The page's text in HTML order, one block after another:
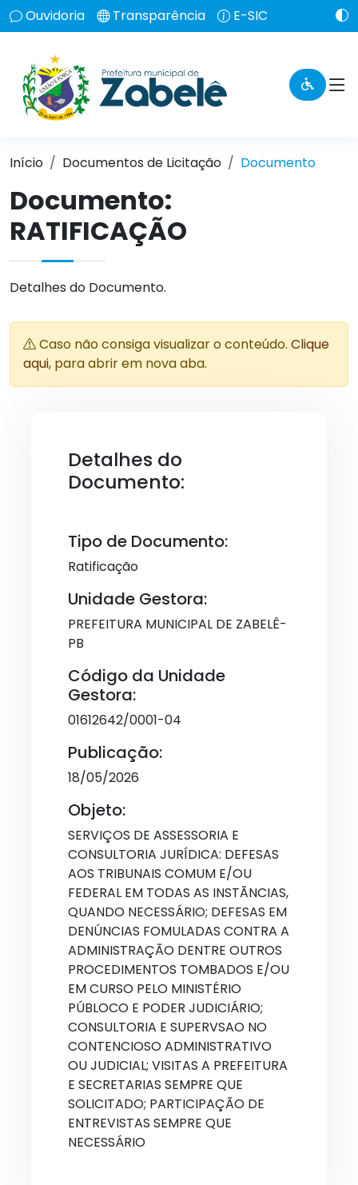
Ouvidoria Transparência E-SIC
Início Documentos de Licitação Documento
Documento:
RATIFICAÇÃO
Detalhes do Documento.
Caso não consiga visualizar o conteúdo. Clique
aqui, para abrir em nova aba.
Detalhes do
Documento:
Tipo de Documento:
Ratificação
Unidade Gestora:
PREFEITURA MUNICIPAL DE ZABELÊ-
PB
Código da Unidade
Gestora:
01612642/0001-04
Publicação:
18/05/2026
Objeto:
SERVIÇOS DE ASSESSORIA E
CONSULTORIA JURÍDICA: DEFESAS
AOS TRIBUNAIS COMUM E/OU
FEDERAL EM TODAS AS INSTÃNCIAS,
QUANDO NECESSÁRIO; DEFESAS EM
DENÚNCIAS FOMULADAS CONTRA A
ADMINISTRAÇÃO DENTRE OUTROS
PROCEDIMENTOS TOMBADOS E/OU
EM CURSO PELO MINISTÉRIO
PÚBLOCO E PODER JUDICIÁRIO;
CONSULTORIA E SUPERVSAO NO
CONTENCIOSO ADMINISTRATIVO
OU JUDICIAL; VISITAS A PREFEITURA
E SECRETARIAS SEMPRE QUE
SOLICITADO; PARTICIPAÇÃO DE
ENTREVISTAS SEMPRE QUE
NECESSÁRIO